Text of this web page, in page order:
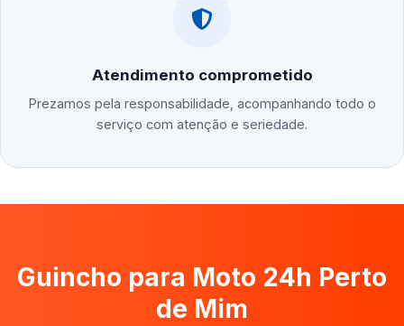
Atendimento comprometido
Prezamos pela responsabilidade, acompanhando todo o
serviço com atenção e seriedade.
Guincho para Moto 24h Perto
de Mim